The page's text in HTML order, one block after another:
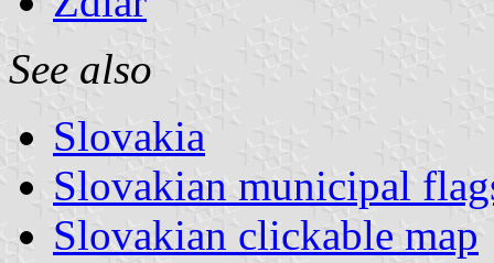
See also
Slovakia
Slovakian municipal
Slovakian clickable map